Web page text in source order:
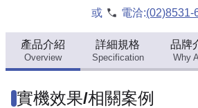
或 電洽:(02)8531-
產品介紹
Overview
詳細規格
Specification
品牌
Why
實機效果/相關案例